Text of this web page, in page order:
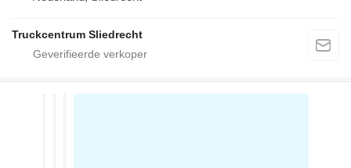
Truckcentrum Sliedrecht